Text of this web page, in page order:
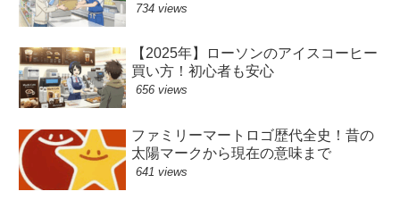
734 views
【2025年】ローソンのアイスコーヒー
買い方！初心者も安心
656 views
ファミリーマートロゴ歴代全史！昔の
太陽マークから現在の意味まで
641 views